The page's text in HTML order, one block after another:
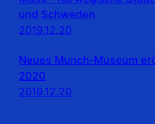
und Schweden
2019.12.20
Neues Munch-Museum
2020
2019.12.20